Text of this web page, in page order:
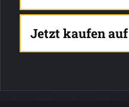
Jetzt kaufen auf